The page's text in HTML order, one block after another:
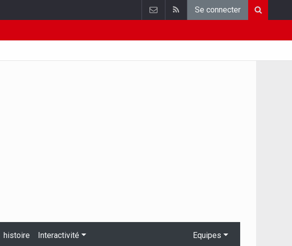
Se connecter
histoire Interactivité Equipes